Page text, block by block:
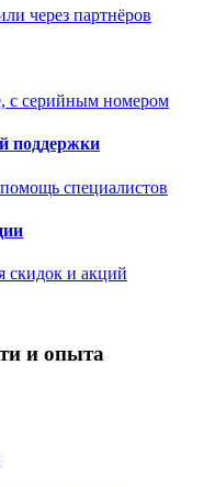
через партнёров
с серийным номером
поддержки
специалистов
скидок и акций
и опыта